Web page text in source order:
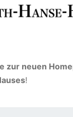
zur neuen
!